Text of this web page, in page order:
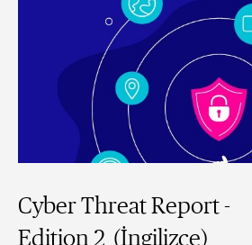
Cyber Threat Report -
Edition 2 (İngilizce)